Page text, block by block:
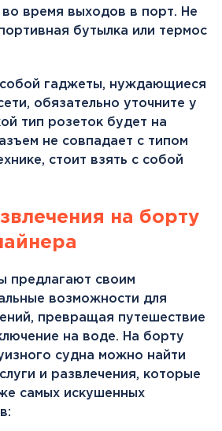
время выходов в порт. Не
бутылка или термос
собой гаджеты, нуждающиеся
обязательно уточните у
тип розеток будет на
не совпадает с типом
стоит взять с собой
на борту
предлагают своим
возможности для
превращая путешествие
на воде. На борту
судна можно найти
и развлечения, которые
самых искушенных